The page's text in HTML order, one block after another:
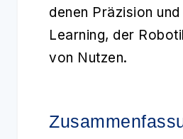
denen Präzision
Learning, der
von Nutzen.